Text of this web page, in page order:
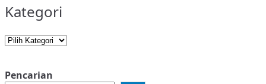
Kategori
Kategori
Pencarian